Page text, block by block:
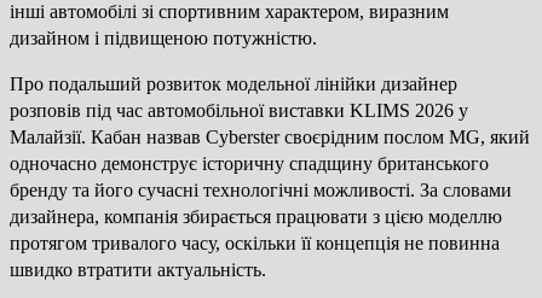
інші автомобілі зі спортивним характером, виразним
дизайном і підвищеною потужністю.
Про подальший розвиток модельної лінійки дизайнер
розповів під час автомобільної виставки KLIMS 2026 у
Малайзії. Кабан назвав Cyberster своєрідним послом MG, який
одночасно демонструє історичну спадщину британського
бренду та його сучасні технологічні можливості. За словами
дизайнера, компанія збирається працювати з цією моделлю
протягом тривалого часу, оскільки її концепція не повинна
швидко втратити актуальність.